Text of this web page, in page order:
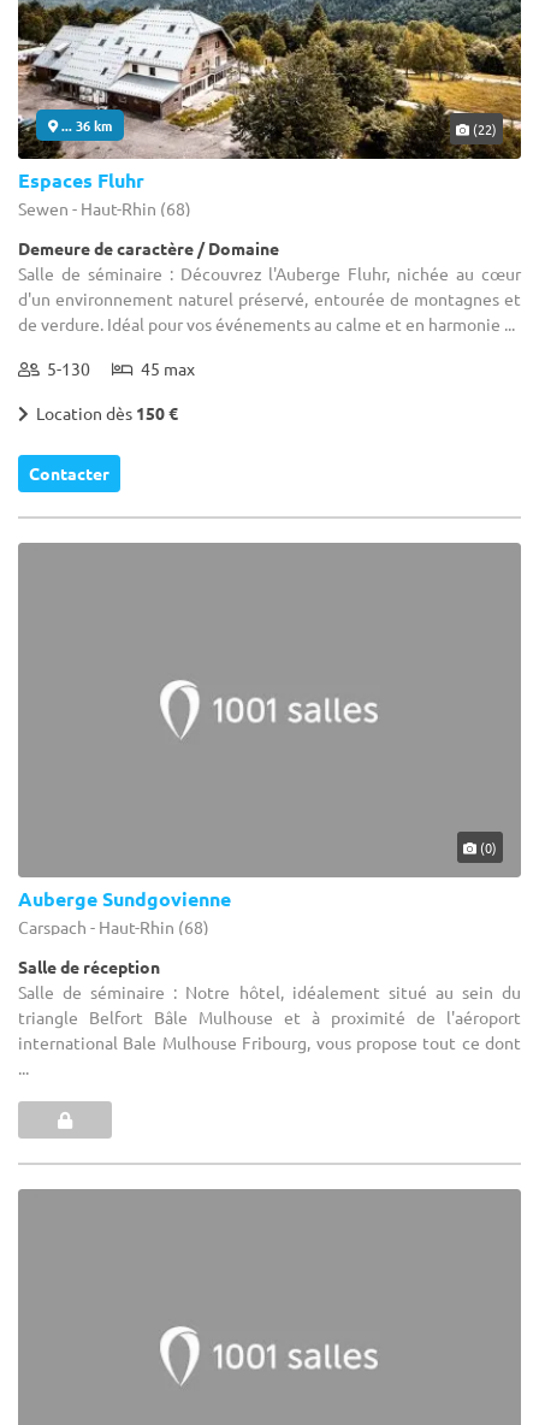
... 36 km (22)
Espaces Fluhr
Sewen - Haut-Rhin (68)
Demeure de caractère / Domaine
Salle de séminaire : Découvrez l'Auberge Fluhr, nichée au cœur
d'un environnement naturel préservé, entourée de montagnes et
de verdure. Idéal pour vos événements au calme et en harmonie ...
5-130 45 max
Location dès 150 €
Contacter
(0)
Auberge Sundgovienne
Carspach - Haut-Rhin (68)
Salle de réception
Salle de séminaire : Notre hôtel, idéalement situé au sein du
triangle Belfort Bâle Mulhouse et à proximité de l'aéroport
international Bale Mulhouse Fribourg, vous propose tout ce dont
...